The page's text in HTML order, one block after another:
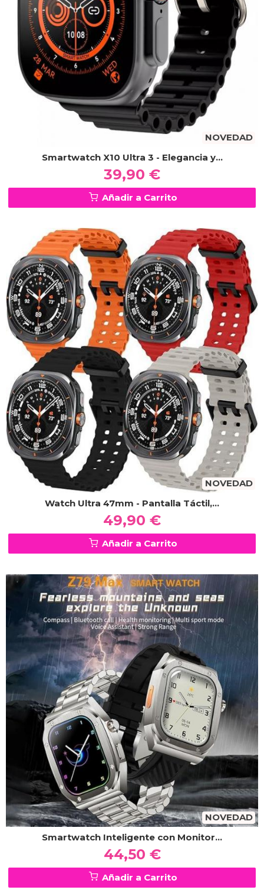
NOVEDAD
Smartwatch X10 Ultra 3 - Elegancia y...
39,90 €
Añadir a Carrito
NOVEDAD
Watch Ultra 47mm - Pantalla Táctil,...
49,90 €
Añadir a Carrito
NOVEDAD
Smartwatch Inteligente con Monitor...
44,50 €
Añadir a Carrito